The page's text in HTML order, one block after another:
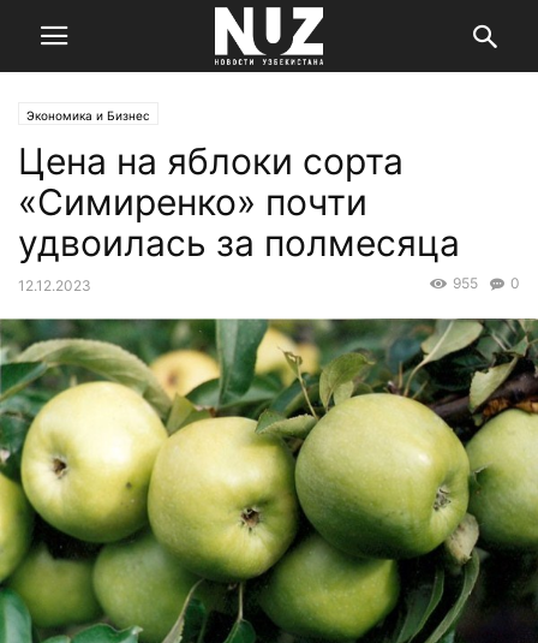
Экономика и Бизнес
Цена на яблоки сорта
«Симиренко» почти
удвоилась за полмесяца
12.12.2023 0
955